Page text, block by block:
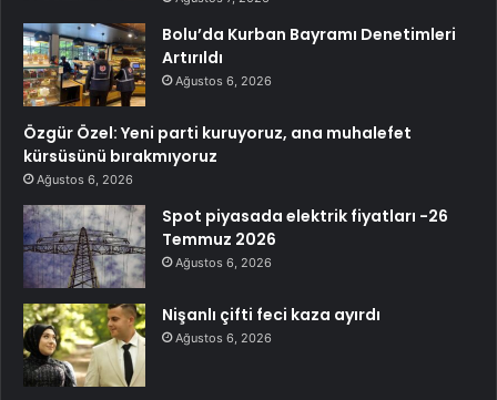
Bolu’da Kurban Bayramı Denetimleri
Artırıldı
Ağustos 6, 2026
Özgür Özel: Yeni parti kuruyoruz, ana muhalefet
kürsüsünü bırakmıyoruz
Ağustos 6, 2026
Spot piyasada elektrik fiyatları -26
Temmuz 2026
Ağustos 6, 2026
Nişanlı çifti feci kaza ayırdı
Ağustos 6, 2026